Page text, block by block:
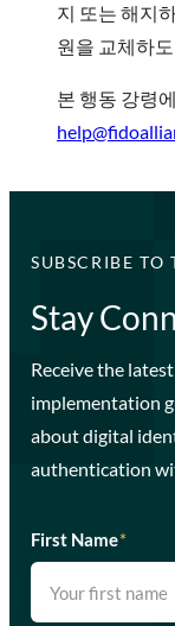
지 또는 해지
원을 교체하
본 행동 강령
SUBSCRIBE TO
Stay
Receive the
implementation
about digital
authentication
First Name*